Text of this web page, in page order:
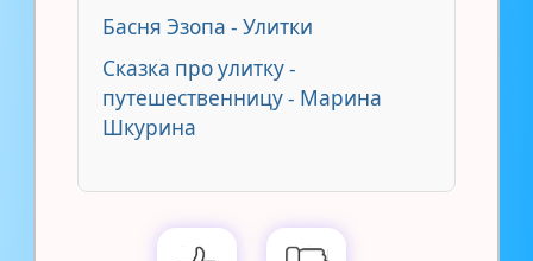
Басня Эзопа - Улитки
Сказка про улитку -
путешественницу - Марина
Шкурина